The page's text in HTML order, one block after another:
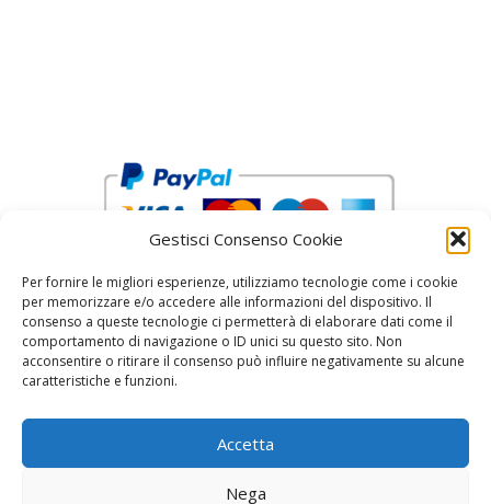
Gestisci Consenso Cookie
Per fornire le migliori esperienze, utilizziamo tecnologie come i cookie
per memorizzare e/o accedere alle informazioni del dispositivo. Il
consenso a queste tecnologie ci permetterà di elaborare dati come il
comportamento di navigazione o ID unici su questo sito. Non
acconsentire o ritirare il consenso può influire negativamente su alcune
caratteristiche e funzioni.
Accetta
Nega
reCAPTCHA Google’s Privacy Policy and